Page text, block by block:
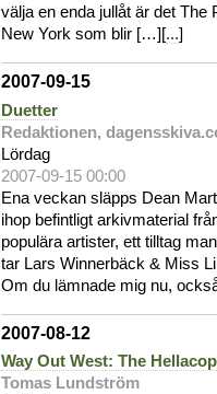
välja en enda jullåt är det
New York som blir […][...]
2007-09-15
Duetter
Redaktionen,
Lördag
2007-09-15 00:00
Ena veckan släpps Dean
ihop befintligt arkivmaterial
populära artister, ett tilltag
tar Lars Winnerbäck & Miss
Om du lämnade mig nu,
2007-08-12
Way Out West: The
Tomas Lundström